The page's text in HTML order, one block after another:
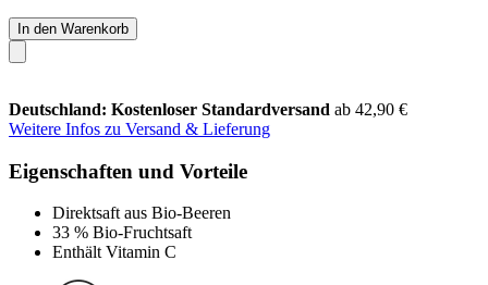
In den Warenkorb
Deutschland: Kostenloser Standardversand ab 42,90 €
Weitere Infos zu Versand & Lieferung
Eigenschaften und Vorteile
Direktsaft aus Bio-Beeren
33 % Bio-Fruchtsaft
Enthält Vitamin C